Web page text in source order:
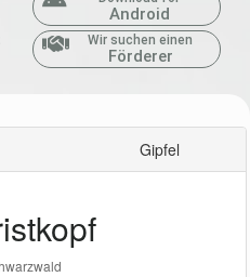
Android
Wir suchen einen
Förderer
Gipfel